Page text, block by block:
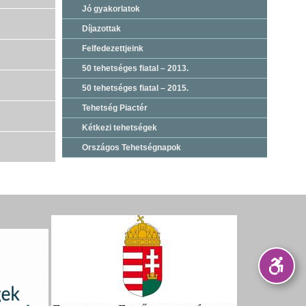
Jó gyakorlatok
Díjazottak
Felfedezettjeink
50 tehetséges fiatal – 2013.
50 tehetséges fiatal – 2015.
Tehetség Piactér
Kétkezi tehetségek
Országos Tehetségnapok